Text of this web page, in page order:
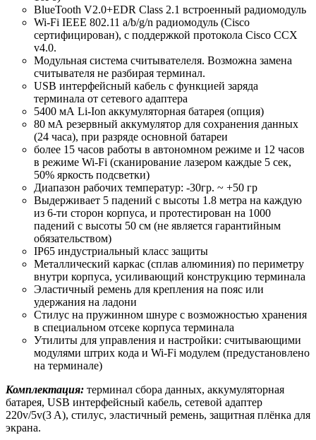
BlueTooth V2.0+EDR Class 2.1 встроенный радиомодуль
Wi-Fi IEEE 802.11 a/b/g/n радиомодуль (Cisco
сертифицирован), с поддержкой протокола Cisco CCX
v4.0.
Модульная система считывателеля. Возможна замена
считывателя не разбирая терминал.
USB интерфейсный кабель с функцией заряда
терминала от сетевого адаптера
5400 мА Li-Ion аккумуляторная батарея (опция)
80 мА резервный аккумулятор для сохранения данных
(24 часа), при разряде основной батареи
более 15 часов работы в автономном режиме и 12 часов
в режиме Wi-Fi (сканирование лазером каждые 5 сек,
50% яркость подсветки)
Диапазон рабочих температур: -30гр. ~ +50 гр
Выдерживает 5 падений с высоты 1.8 метра на каждую
из 6-ти сторон корпуса, и протестирован на 1000
падений с высоты 50 см (не является гарантийным
обязательством)
IP65 индустриальный класс защиты
Металлический каркас (сплав алюминия) по периметру
внутри корпуса, усиливающий конструкцию терминала
Эластичный ремень для крепления на пояс или
удержания на ладони
Стилус на пружинном шнуре с возможностью хранения
в специальном отсеке корпуса терминала
Утилиты для управления и настройки: считывающими
модулями штрих кода и Wi-Fi модулем (предустановлено
на терминале)
Комплектация: терминал сбора данных, аккумуляторная
батарея, USB интерфейсный кабель, сетевой адаптер
220v/5v(3 A), стилус, эластичный ремень, защитная плёнка для
экрана.